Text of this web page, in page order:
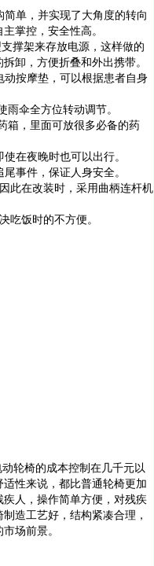
单，并实现了大角度的转向
掌控，安全性高。
撑架来存放电源，这样做的
卸，方便折叠和外出携带。
按摩垫，可以根据患者自身
伞全方位转动调节。
箱，里面可放很多必备的药
在夜晚时也可以出行。
事件，保证人身安全。
此在改装时，采用曲柄连杆机
吃饭时的不方便。
轮椅的成本控制在几千元以
性来说，都比普通轮椅更加
人，操作简单方便，对残疾
造工艺好，结构紧凑合理，
场前景。